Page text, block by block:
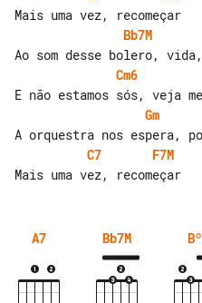
Bb7M
Cm6
Gm
C7
F7M
A7 Bb7M Bº